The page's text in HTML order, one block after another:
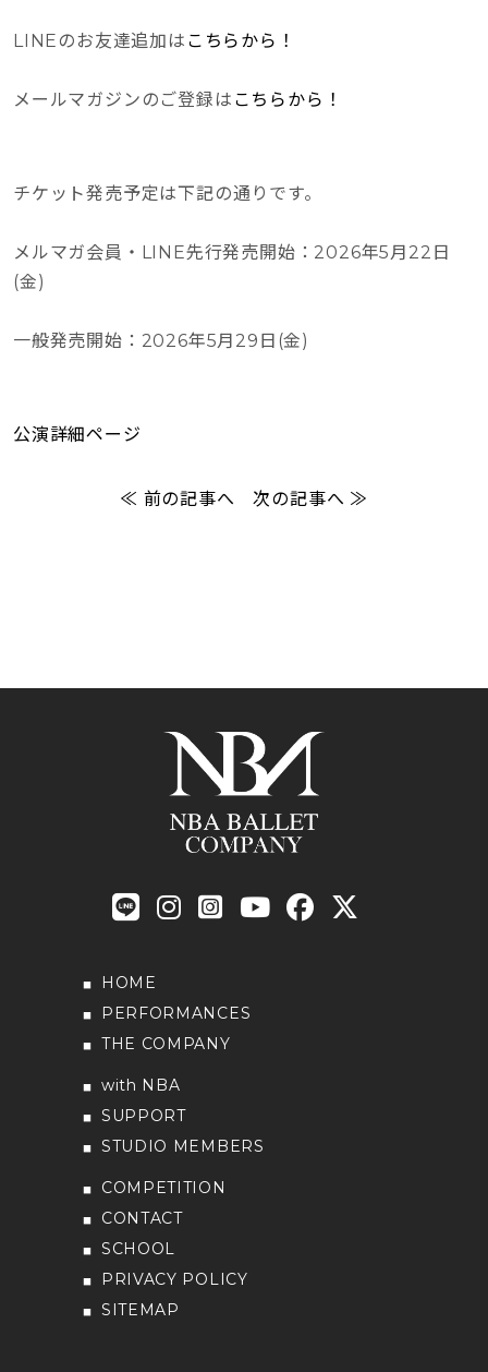
LINEのお友達追加は こちらから！
メールマガジンのご登録は こちらから！
チケット発売予定は下記の通りです。
メルマガ会員・LINE先行発売開始：2026年5月22日
(金)
一般発売開始：2026年5月29日(金)
公演詳細ページ
≪ 前の記事へ 次の記事へ ≫
HOME
PERFORMANCES
THE COMPANY
with NBA
SUPPORT
STUDIO MEMBERS
COMPETITION
CONTACT
SCHOOL
PRIVACY POLICY
SITEMAP